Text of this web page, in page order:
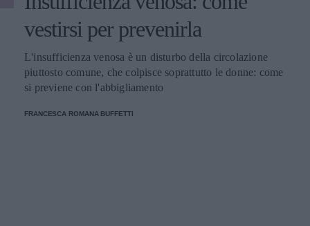
vestirsi per prevenirla
L'insufficienza venosa è un disturbo della circolazione
piuttosto comune, che colpisce soprattutto le donne: come
si previene con l'abbigliamento
FRANCESCA ROMANA BUFFETTI